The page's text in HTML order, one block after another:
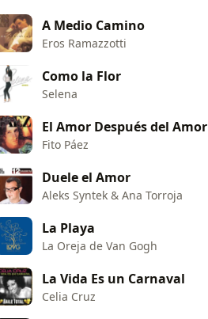
A Medio Camino
Eros Ramazzotti
Como la Flor
Selena
El Amor Después del Amor
Fito Páez
Duele el Amor
Aleks Syntek & Ana Torroja
La Playa
La Oreja de Van Gogh
La Vida Es un Carnaval
Celia Cruz